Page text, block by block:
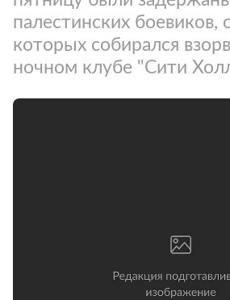
палестинских боевиков,
которых собирался
ночном клубе "Сити